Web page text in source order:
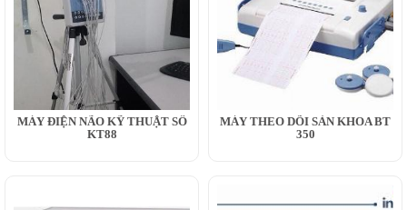
MÁY ĐIỆN NÃO KỸ THUẬT SỐ
KT88
MÁY THEO DÕI SẢN KHOA BT
350